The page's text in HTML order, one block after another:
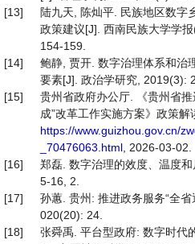
[13]
陆九天, 陈灿平. 民族地区数字
政策建议[J]. 西南民族大学学
154-159.
[14]
鲍静, 贾开. 数字治理体系和治
要素[J]. 政治学研究, 2019(3):
[15]
贵州省政府办公厅. 《贵州省
成”改革工作实施方案》政策解
https://www.guizhou.gov.cn/
_70476063.html , 2026-03-02.
[16]
郑磊. 数字治理的效度、温度
5-16, 2.
[17]
孙蕙. 贵州: 推进政务服务“全
020(20): 24.
[18]
张舜禹. 平台型政府: 数字时代